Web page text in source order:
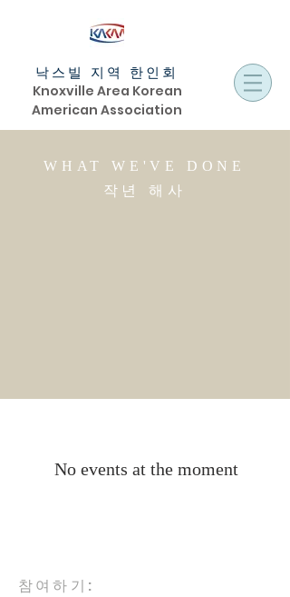
낙스빌 지역 한인회
Knoxville Area Korean
American Association
WHAT WE'VE DONE
​작년 해사
No events at the moment
참여하기: